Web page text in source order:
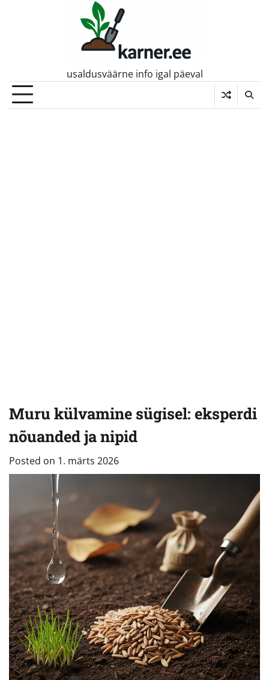
usaldusväärne info igal päeval
Muru külvamine sügisel: eksperdi
nõuanded ja nipid
Posted on 1. märts 2026